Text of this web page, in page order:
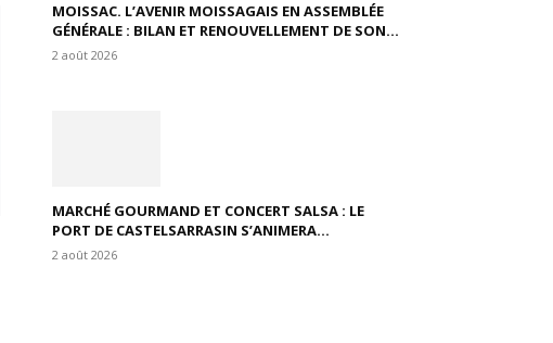
MOISSAC. L’AVENIR MOISSAGAIS EN ASSEMBLÉE
GÉNÉRALE : BILAN ET RENOUVELLEMENT DE SON...
2 août 2026
MARCHÉ GOURMAND ET CONCERT SALSA : LE
PORT DE CASTELSARRASIN S’ANIMERA...
2 août 2026